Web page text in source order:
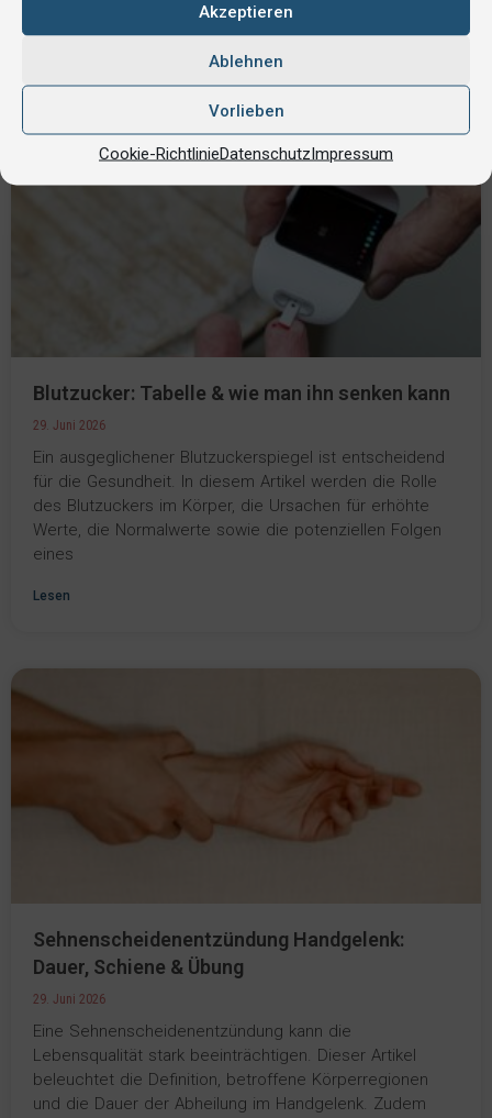
Akzeptieren
Ablehnen
Vorlieben
Cookie-RichtlinieDatenschutzImpressum
Blutzucker: Tabelle & wie man ihn senken kann
29. Juni 2026
Ein ausgeglichener Blutzuckerspiegel ist entscheidend
für die Gesundheit. In diesem Artikel werden die Rolle
des Blutzuckers im Körper, die Ursachen für erhöhte
Werte, die Normalwerte sowie die potenziellen Folgen
eines
Lesen
Sehnenscheidenentzündung Handgelenk:
Dauer, Schiene & Übung
29. Juni 2026
Eine Sehnenscheidenentzündung kann die
Lebensqualität stark beeinträchtigen. Dieser Artikel
beleuchtet die Definition, betroffene Körperregionen
und die Dauer der Abheilung im Handgelenk. Zudem